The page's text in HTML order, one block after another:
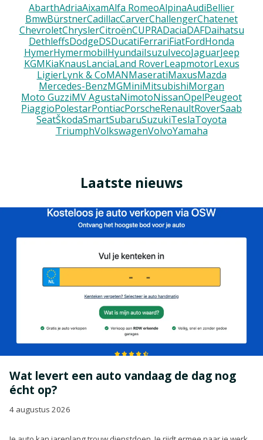
AbarthAdriaAixamAlfa RomeoAlpinaAudiBellier
BmwBürstnerCadillacCarverChallengerChatenet
ChevroletChryslerCitroënCUPRADaciaDAFDaihatsu
DethleffsDodgeDSDucatiFerrariFiatFordHonda
HymerHymermobilHyundaiIsuzuIvecoJaguarJeep
KGMKiaKnausLanciaLand RoverLeapmotorLexus
LigierLynk & CoMANMaseratiMaxusMazda
Mercedes-BenzMGMiniMitsubishiMorgan
Moto GuzziMV AgustaNimotoNissanOpelPeugeot
PiaggioPolestarPontiacPorscheRenaultRoverSaab
SeatŠkodaSmartSubaruSuzukiTeslaToyota
TriumphVolkswagenVolvoYamaha
Laatste nieuws
Wat levert een auto vandaag de dag nog
écht op?
4 augustus 2026